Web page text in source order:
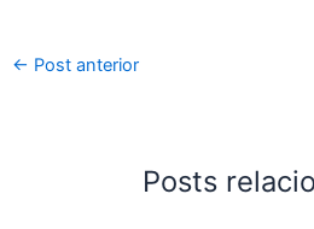
← Post anterior
Posts